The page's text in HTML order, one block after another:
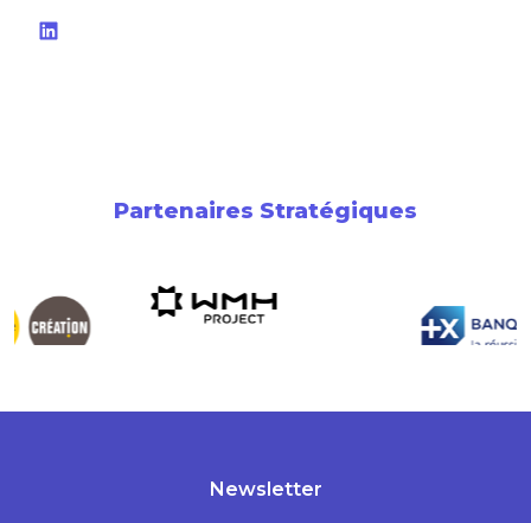
LinkedIn
Partenaires Stratégiques
Newsletter